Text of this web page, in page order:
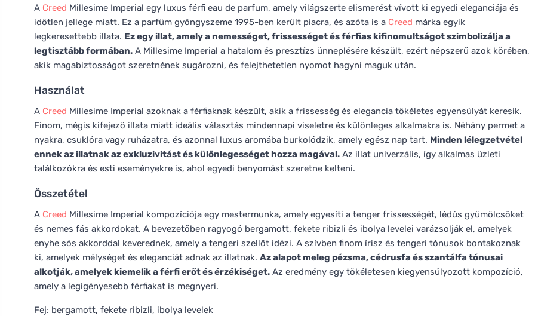
A Creed Millesime Imperial egy luxus férfi eau de parfum, amely világszerte elismerést vívott ki egyedi eleganciája és
időtlen jellege miatt. Ez a parfüm gyöngyszeme 1995-ben került piacra, és azóta is a Creed márka egyik
legkeresettebb illata. Ez egy illat, amely a nemességet, frissességet és férfias kifinomultságot szimbolizálja a
legtisztább formában. A Millesime Imperial a hatalom és presztízs ünneplésére készült, ezért népszerű azok körében,
akik magabiztosságot szeretnének sugározni, és felejthetetlen nyomot hagyni maguk után.
Használat
A Creed Millesime Imperial azoknak a férfiaknak készült, akik a frissesség és elegancia tökéletes egyensúlyát keresik.
Finom, mégis kifejező illata miatt ideális választás mindennapi viseletre és különleges alkalmakra is. Néhány permet a
nyakra, csuklóra vagy ruházatra, és azonnal luxus aromába burkolódzik, amely egész nap tart. Minden lélegzetvétel
ennek az illatnak az exkluzivitást és különlegességet hozza magával. Az illat univerzális, így alkalmas üzleti
találkozókra és esti eseményekre is, ahol egyedi benyomást szeretne kelteni.
Összetétel
A Creed Millesime Imperial kompozíciója egy mestermunka, amely egyesíti a tenger frissességét, lédús gyümölcsöket
és nemes fás akkordokat. A bevezetőben ragyogó bergamott, fekete ribizli és ibolya levelei varázsolják el, amelyek
enyhe sós akkorddal keverednek, amely a tengeri szellőt idézi. A szívben finom írisz és tengeri tónusok bontakoznak
ki, amelyek mélységet és eleganciát adnak az illatnak. Az alapot meleg pézsma, cédrusfa és szantálfa tónusai
alkotják, amelyek kiemelik a férfi erőt és érzékiséget. Az eredmény egy tökéletesen kiegyensúlyozott kompozíció,
amely a legigényesebb férfiakat is megnyeri.
Fej: bergamott, fekete ribizli, ibolya levelek